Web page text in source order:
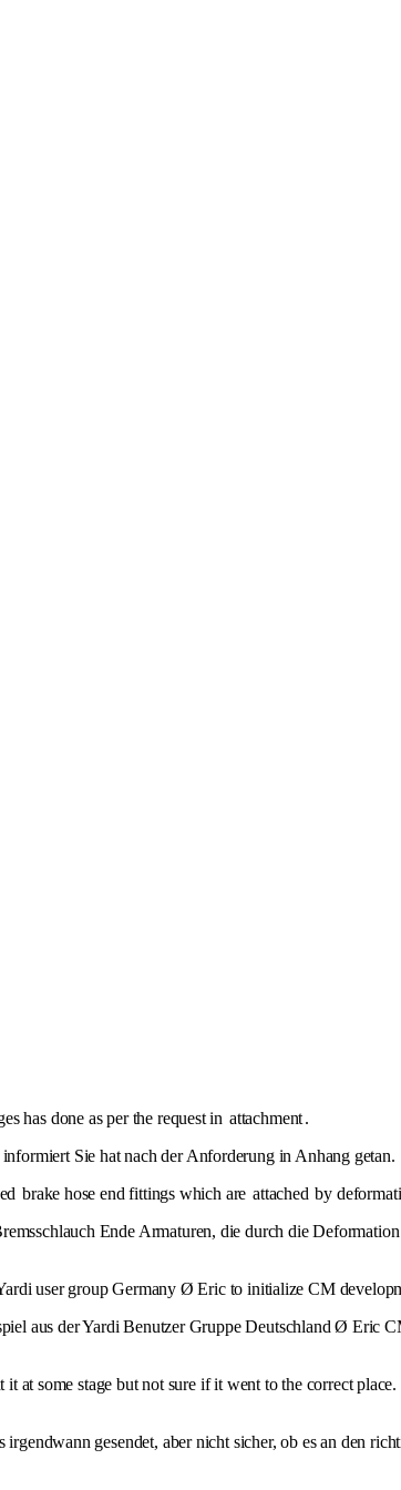
has done as per the request in attachment.
Sie hat nach der Anforderung in Anhang getan.
brake hose end fittings which are attached by
Ende Armaturen, die durch die
user group Germany Ø Eric to initialize CM
aus der Yardi Benutzer Gruppe Deutschland Ø Eric
at some stage but not sure if it went to the correct place.
gesendet, aber nicht sicher, ob es an den